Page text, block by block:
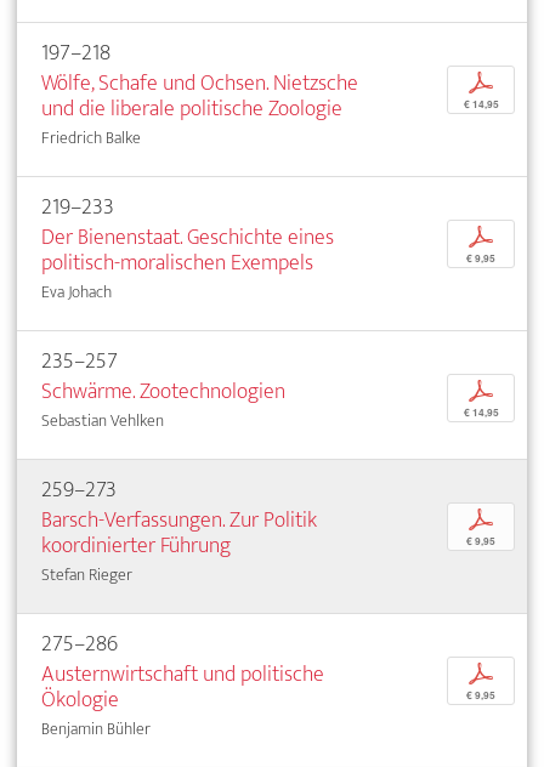
197–218
Wölfe, Schafe und Ochsen. Nietzsche
und die liberale politische Zoologie
Friedrich Balke
p
€ 14,95
219–233
Der Bienenstaat. Geschichte eines
politisch-moralischen Exempels
Eva Johach
p
€ 9,95
235–257
Schwärme. Zootechnologien
Sebastian Vehlken
p
€ 14,95
259–273
Barsch-Verfassungen. Zur Politik
koordinierter Führung
Stefan Rieger
p
€ 9,95
275–286
Austernwirtschaft und politische
Ökologie
Benjamin Bühler
p
€ 9,95